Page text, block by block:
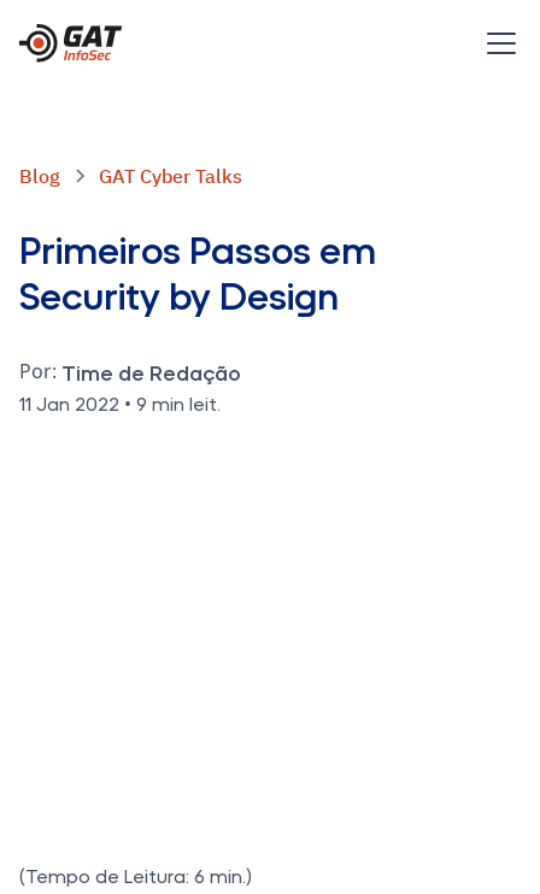
Blog GAT Cyber Talks
Primeiros Passos em
Security by Design
Por: Time de Redação
11 Jan 2022 • 9 min leit.
(Tempo de Leitura: 6 min.)